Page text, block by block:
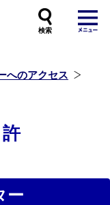
へのアクセス
ー